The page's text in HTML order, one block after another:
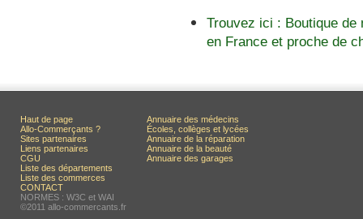
Trouvez ici : Boutique de
en France et proche de
Haut de page
Allo-Commerçants ?
Sites partenaires
Liens partenaires
CGU
Liste des départements
Liste des commerces
CONTACT
NORMES : W3C et WAI
©2011 allo-commercants.fr
Annuaire des médecins
Écoles, collèges et lycées
Annuaire de la réparation
Annuaire de la beauté
Annuaire des garages